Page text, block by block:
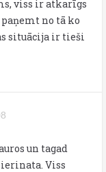
viss ir atkarīgs
no tā ko
situācija ir tieši
un tagad
Viss